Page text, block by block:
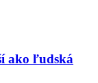
ako ľudská